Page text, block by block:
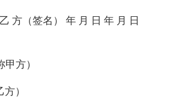
方（签名） 年 月 日 年 月 日
方）
）